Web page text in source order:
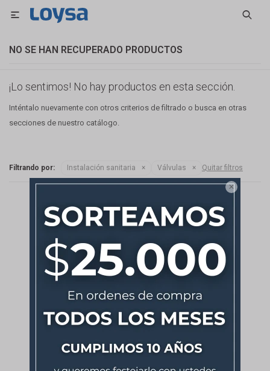


NO SE HAN RECUPERADO PRODUCTOS
¡Lo sentimos! No hay productos en esta sección.
Inténtalo nuevamente con otros criterios de filtrado o busca en otras
secciones de nuestro catálogo.
Filtrando por: Instalación sanitaria Válvulas Quitar filtros